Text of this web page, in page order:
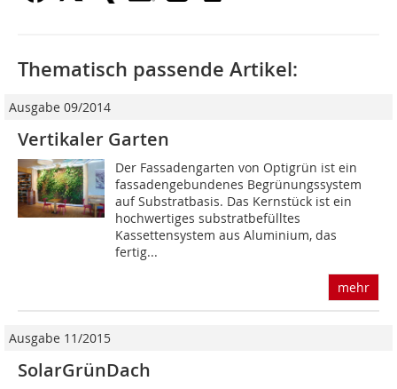
Thematisch passende Artikel:
Ausgabe 09/2014
Vertikaler Garten
Der Fassadengarten von Optigrün ist ein
fassadengebundenes Begrünungssystem
auf Substratbasis. Das Kernstück ist ein
hochwertiges substratbefülltes
Kassettensystem aus Aluminium, das
fertig...
mehr
Ausgabe 11/2015
SolarGrünDach